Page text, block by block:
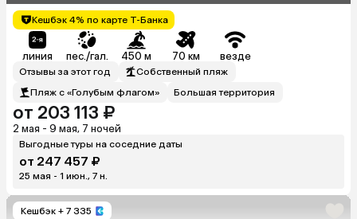
Кешбэк 4% по карте Т-Банка
линия пес./гал. 450 м 70 км везде
Отзывы за этот год
Собственный пляж
Пляж с «Голубым флагом»
Большая территория
от 203 113 ₽
2 мая - 9 мая, 7 ночей
Выгодные туры на соседние даты
от 247 457 ₽
25 мая - 1 июн., 7 н.
Кешбэк + 7 335